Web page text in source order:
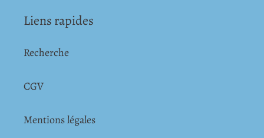
Liens rapides
Recherche
CGV
Mentions légales